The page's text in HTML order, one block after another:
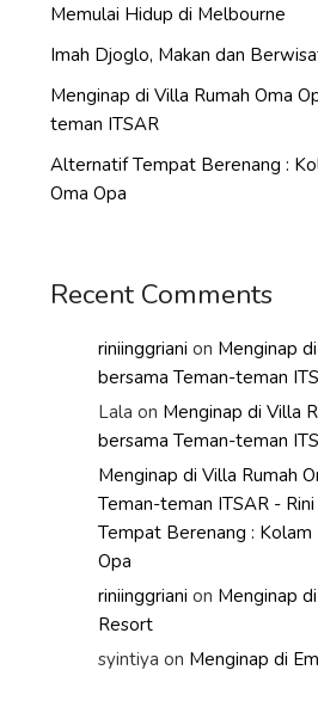
Memulai Hidup di Melbourne
Imah Djoglo, Makan dan
Menginap di Villa Rumah Oma
teman ITSAR
Alternatif Tempat Berenang :
Oma Opa
Recent Comments
riniinggriani on Menginap
bersama Teman-teman
Lala on Menginap di Villa
bersama Teman-teman
Menginap di Villa Rumah
Teman-teman ITSAR -
Tempat Berenang : Kolam
Opa
riniinggriani on Menginap
Resort
syintiya on Menginap di